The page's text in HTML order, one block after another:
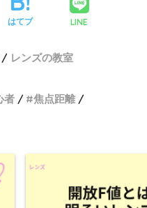
はてブ LINE
レンズの教室
者
焦点距離